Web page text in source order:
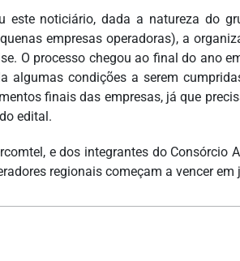
este noticiário, dada a natureza do
empresas operadoras), a
O processo chegou ao final do ano
algumas condições a serem
finais das empresas, já que
edital.
e dos integrantes do Consórcio
regionais começam a vencer em